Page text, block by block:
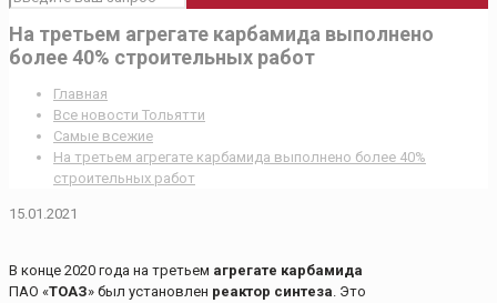
На третьем агрегате карбамида выполнено
более 40% строительных работ
Главная
Все новости Тольятти
Самые всежие
На третьем агрегате карбамида выполнено более 40%
строительных работ
15.01.2021
В конце 2020 года на третьем агрегате карбамида
ПАО «ТОАЗ» был установлен реактор синтеза. Это